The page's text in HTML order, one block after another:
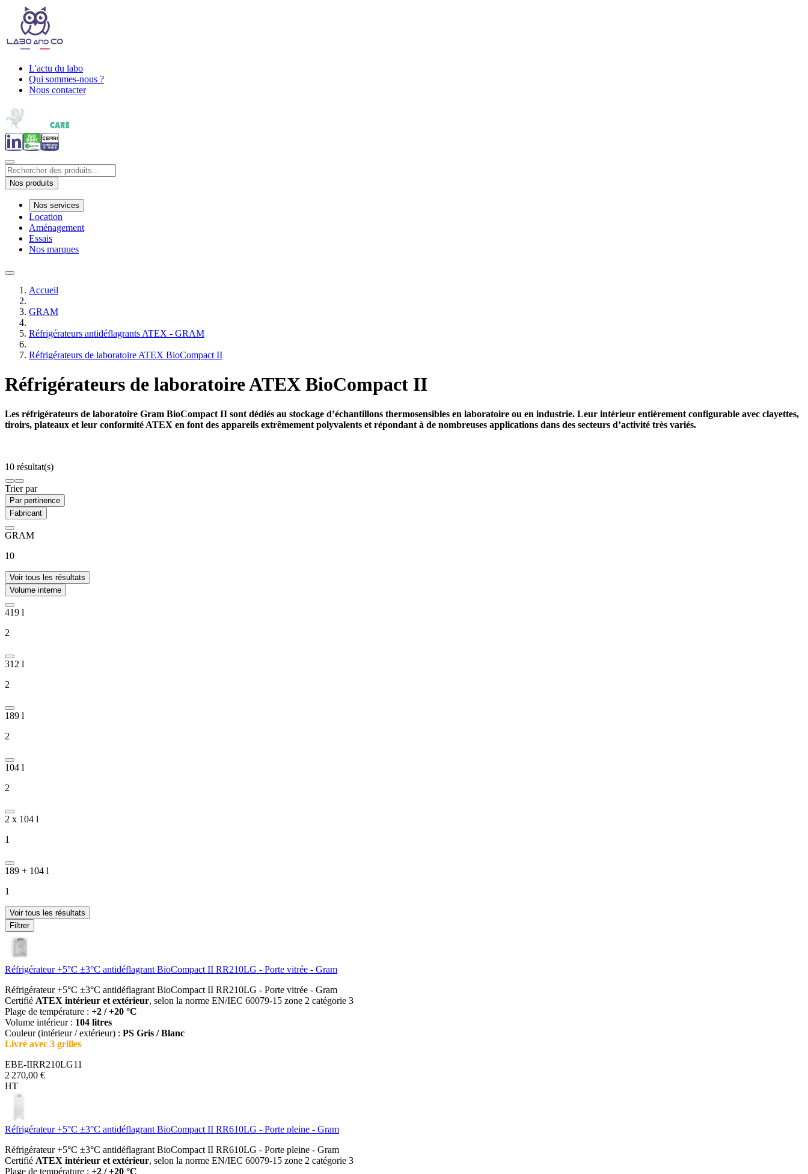
L'actu du labo
Qui sommes-nous ?
Nous contacter
Nos produits
Nos services
Location
Aménagement
Essais
Nos marques
Accueil
GRAM
Réfrigérateurs antidéflagrants ATEX - GRAM
Réfrigérateurs de laboratoire ATEX BioCompact II
Réfrigérateurs de laboratoire ATEX BioCompact II
Les réfrigérateurs de laboratoire Gram BioCompact II sont dédiés au stockage d’échantillons thermosensibles en laboratoire ou en industrie. Leur intérieur entièrement configurable avec clayettes,
tiroirs, plateaux et leur conformité ATEX en font des appareils extrêmement polyvalents et répondant à de nombreuses applications dans des secteurs d’activité très variés.
10 résultat(s)
Trier par
Par pertinence
Fabricant
GRAM
10
Voir tous les résultats
Volume interne
419 l
2
312 l
2
189 l
2
104 l
2
2 x 104 l
1
189 + 104 l
1
Voir tous les résultats
Filtrer
Réfrigérateur +5°C ±3°C antidéflagrant BioCompact II RR210LG - Porte vitrée - Gram
Réfrigérateur +5°C ±3°C antidéflagrant BioCompact II RR210LG - Porte vitrée - Gram
Certifié ATEX intérieur et extérieur, selon la norme EN/IEC 60079-15 zone 2 catégorie 3
Plage de température : +2 / +20 °C
Volume intérieur : 104 litres
Couleur (intérieur / extérieur) : PS Gris / Blanc
Livré avec 3 grilles
EBE-IIRR210LG11
2 270,00 €
HT
Réfrigérateur +5°C ±3°C antidéflagrant BioCompact II RR610LG - Porte pleine - Gram
Réfrigérateur +5°C ±3°C antidéflagrant BioCompact II RR610LG - Porte pleine - Gram
Certifié ATEX intérieur et extérieur, selon la norme EN/IEC 60079-15 zone 2 catégorie 3
Plage de température : +2 / +20 °C